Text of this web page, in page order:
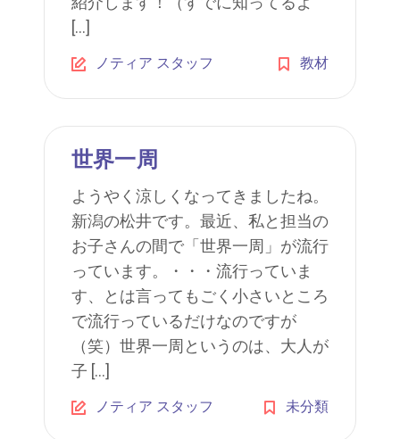
[…]
ノティア スタッフ 教材
世界一周
ようやく涼しくなってきましたね。
新潟の松井です。最近、私と担当の
お子さんの間で「世界一周」が流行
っています。・・・流行っていま
す、とは言ってもごく小さいところ
で流行っているだけなのですが
（笑）世界一周というのは、大人が
子 […]
ノティア スタッフ 未分類